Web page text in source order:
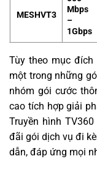
MESHVT3
Mbps
–
1Gbps
Tùy theo mục
một trong những
nhóm gói cước
cao tích hợp giải
Truyền hình
đãi gói dịch vụ đi
dẫn, đáp ứng mọi